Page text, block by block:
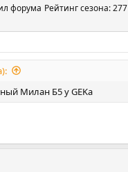
форума Рейтинг сезона: 277
Милан Б5 у GEKа